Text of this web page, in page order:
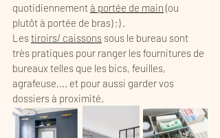
quotidiennement à portée de main (ou
plutôt à portée de bras) ;) .
Les tiroirs/ caissons sous le bureau sont
très pratiques pour ranger les fournitures de
bureaux telles que les bics, feuilles,
agrafeuse,... et pour aussi garder vos
dossiers à proximité.